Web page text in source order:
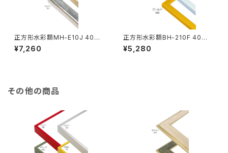
正方形水彩額MH-E10J 40角
400×400ミリ
¥7,260
正方形水彩額BH-210F 40角
400×400ミリ
¥5,280
その他の商品